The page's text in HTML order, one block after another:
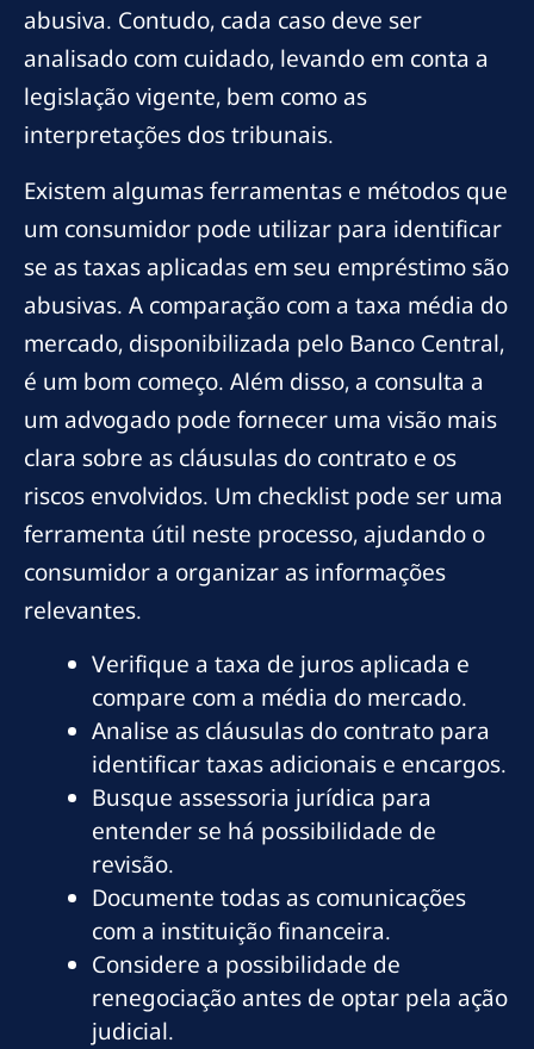
abusiva. Contudo, cada caso deve ser
analisado com cuidado, levando em conta a
legislação vigente, bem como as
interpretações dos tribunais.
Existem algumas ferramentas e métodos que
um consumidor pode utilizar para identificar
se as taxas aplicadas em seu empréstimo são
abusivas. A comparação com a taxa média do
mercado, disponibilizada pelo Banco Central,
é um bom começo. Além disso, a consulta a
um advogado pode fornecer uma visão mais
clara sobre as cláusulas do contrato e os
riscos envolvidos. Um checklist pode ser uma
ferramenta útil neste processo, ajudando o
consumidor a organizar as informações
relevantes.
Verifique a taxa de juros aplicada e
compare com a média do mercado.
Analise as cláusulas do contrato para
identificar taxas adicionais e encargos.
Busque assessoria jurídica para
entender se há possibilidade de
revisão.
Documente todas as comunicações
com a instituição financeira.
Considere a possibilidade de
renegociação antes de optar pela ação
judicial.